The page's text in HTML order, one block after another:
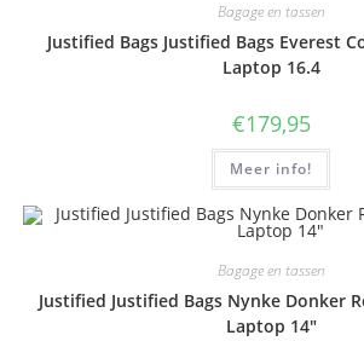
Bagage en tassen
Justified Bags Justified Bags Everest
Laptop 16.4
€179,95
Meer info!
Bagage en tassen
Justified Justified Bags Nynke Donker
Laptop 14″